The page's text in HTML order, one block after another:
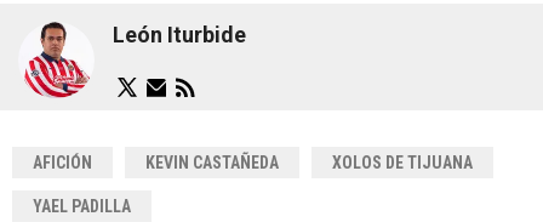
León Iturbide
AFICIÓN KEVIN CASTAÑEDA XOLOS DE TIJUANA
YAEL PADILLA